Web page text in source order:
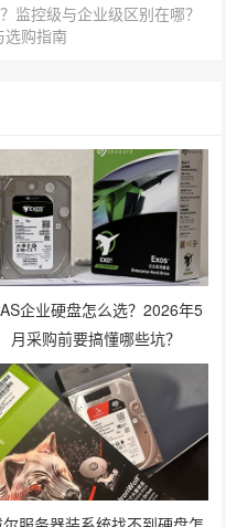
监控级与企业级区别在哪？
购指南
企业硬盘怎么选？2026年5
月采购前要搞懂哪些坑？